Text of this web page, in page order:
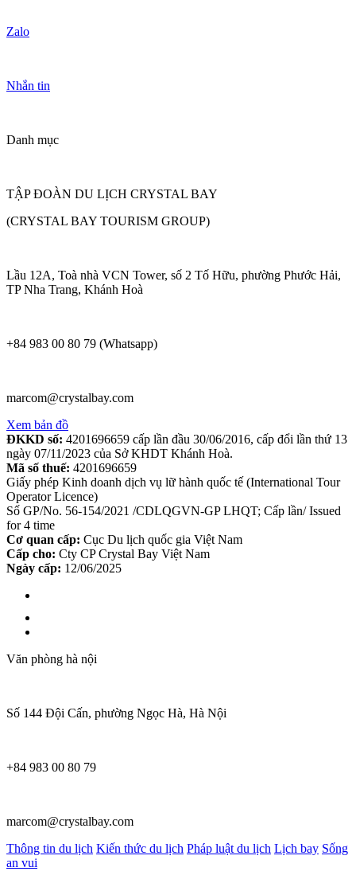
Zalo
Nhắn tin
Danh mục
TẬP ĐOÀN DU LỊCH CRYSTAL BAY
(CRYSTAL BAY TOURISM GROUP)
Lầu 12A, Toà nhà VCN Tower, số 2 Tố Hữu, phường Phước Hải,
TP Nha Trang, Khánh Hoà
+84 983 00 80 79 (Whatsapp)
marcom@crystalbay.com
Xem bản đồ
ĐKKD số: 4201696659 cấp lần đầu 30/06/2016, cấp đổi lần thứ 13
ngày 07/11/2023 của Sở KHDT Khánh Hoà.
Mã số thuế: 4201696659
Giấy phép Kinh doanh dịch vụ lữ hành quốc tế (International Tour
Operator Licence)
Số GP/No. 56-154/2021 /CDLQGVN-GP LHQT; Cấp lần/ Issued
for 4 time
Cơ quan cấp: Cục Du lịch quốc gia Việt Nam
Cấp cho: Cty CP Crystal Bay Việt Nam
Ngày cấp: 12/06/2025
Văn phòng hà nội
Số 144 Đội Cấn, phường Ngọc Hà, Hà Nội
+84 983 00 80 79
marcom@crystalbay.com
Thông tin du lịch Kiến thức du lịch Pháp luật du lịch Lịch bay Sống
an vui